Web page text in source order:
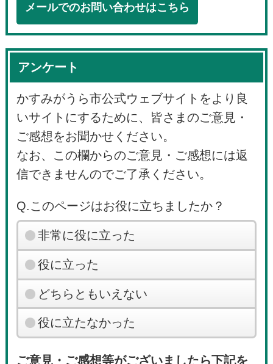
メールでのお問い合わせはこちら
アンケート
かすみがうら市公式ウェブサイトをより良
いサイトにするために、皆さまのご意見・
ご感想をお聞かせください。
なお、この欄からのご意見・ご感想には返
信できませんのでご了承ください。
Q.このページはお役に立ちましたか？
非常に役に立った
役に立った
どちらともいえない
役に立たなかった
ご意見・ご感想等がございましたら下記を